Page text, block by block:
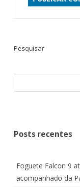
Pesquisar
Posts recentes
Foguete Falcon 9
acompanhado da